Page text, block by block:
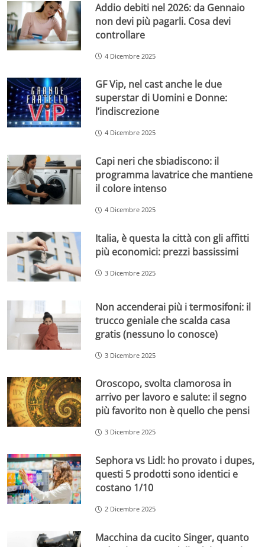
Addio debiti nel 2026: da Gennaio
non devi più pagarli. Cosa devi
controllare
4 Dicembre 2025
GF Vip, nel cast anche le due
superstar di Uomini e Donne:
l’indiscrezione
4 Dicembre 2025
Capi neri che sbiadiscono: il
programma lavatrice che mantiene
il colore intenso
4 Dicembre 2025
Italia, è questa la città con gli affitti
più economici: prezzi bassissimi
3 Dicembre 2025
Non accenderai più i termosifoni: il
trucco geniale che scalda casa
gratis (nessuno lo conosce)
3 Dicembre 2025
Oroscopo, svolta clamorosa in
arrivo per lavoro e salute: il segno
più favorito non è quello che pensi
3 Dicembre 2025
Sephora vs Lidl: ho provato i dupes,
questi 5 prodotti sono identici e
costano 1/10
2 Dicembre 2025
Macchina da cucito Singer, quanto